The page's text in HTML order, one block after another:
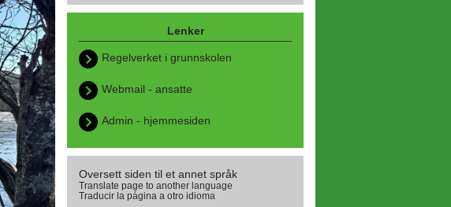
Lenker
Regelverket i grunnskolen
Webmail - ansatte
Admin - hjemmesiden
Oversett siden til et annet språk
Translate page to another language
Traducir la página a otro idioma